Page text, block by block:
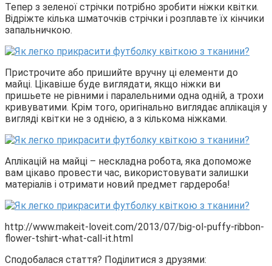
Тепер з зеленої стрічки потрібно зробити ніжки квітки.
Відріжте кілька шматочків стрічки і розплавте їх кінчики
запальничкою.
Пристрочите або пришийте вручну ці елементи до
майці. Цікавіше буде виглядати, якщо ніжки ви
пришьете не рівними і паралельними одна одній, а трохи
кривуватими. Крім того, оригінально виглядає аплікація у
вигляді квітки не з однією, а з кількома ніжками.
Аплікацій на майці – нескладна робота, яка допоможе
вам цікаво провести час, використовувати залишки
матеріалів і отримати новий предмет гардероба!
http://www.makeit-loveit.com/2013/07/big-ol-puffy-ribbon-
flower-tshirt-what-call-it.html
Сподобалася стаття? Поділитися з друзями: